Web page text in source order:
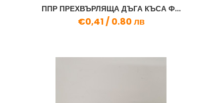
ППР ПРЕХВЪРЛЯЩА ДЪГА КЪСА Ф...
€0,41 / 0.80 лв